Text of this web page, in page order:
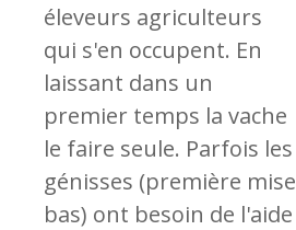
éleveurs agriculteurs
qui s'en occupent. En
laissant dans un
premier temps la vache
le faire seule. Parfois les
génisses (première mise
bas) ont besoin de l'aide